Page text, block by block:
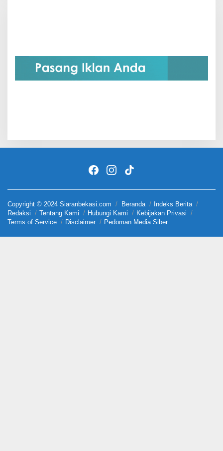
Copyright © 2024 Siaranbekasi.com Beranda
Indeks Berita
Redaksi
Tentang Kami Hubungi Kami
Kebijakan Privasi
Terms of Service
Disclaimer Pedoman Media Siber